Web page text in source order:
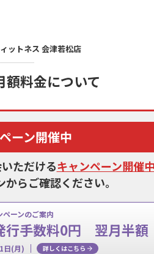
ットネス 会津若松店
料金について
ーン開催中
ただけるキャンペーン開催中
らご確認ください。
ペーンのご案内
行手数料0円 翌月半額
日(月) 詳しくはこちら